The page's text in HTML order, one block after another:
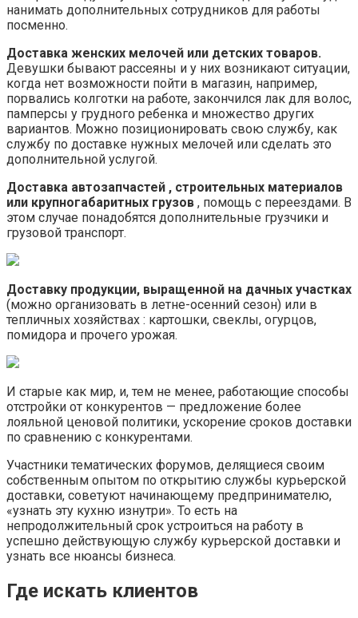
нанимать дополнительных сотрудников для работы
посменно.
Доставка женских мелочей или детских товаров.
Девушки бывают рассеяны и у них возникают ситуации,
когда нет возможности пойти в магазин, например,
порвались колготки на работе, закончился лак для волос,
памперсы у грудного ребенка и множество других
вариантов. Можно позиционировать свою службу, как
службу по доставке нужных мелочей или сделать это
дополнительной услугой.
Доставка автозапчастей , строительных материалов
или крупногабаритных грузов , помощь с переездами. В
этом случае понадобятся дополнительные грузчики и
грузовой транспорт.
Доставку продукции, выращенной на дачных участках
(можно организовать в летне-осенний сезон) или в
тепличных хозяйствах : картошки, свеклы, огурцов,
помидора и прочего урожая.
И старые как мир, и, тем не менее, работающие способы
отстройки от конкурентов — предложение более
лояльной ценовой политики, ускорение сроков доставки
по сравнению с конкурентами.
Участники тематических форумов, делящиеся своим
собственным опытом по открытию службы курьерской
доставки, советуют начинающему предпринимателю,
«узнать эту кухню изнутри». То есть на
непродолжительный срок устроиться на работу в
успешно действующую службу курьерской доставки и
узнать все нюансы бизнеса.
Где искать клиентов